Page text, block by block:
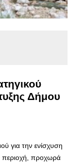
Δήμου
για την ενίσχυση
περιοχή, προχωρά